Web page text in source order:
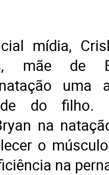
mídia,
mãe de
uma
do filho.
na
o
na